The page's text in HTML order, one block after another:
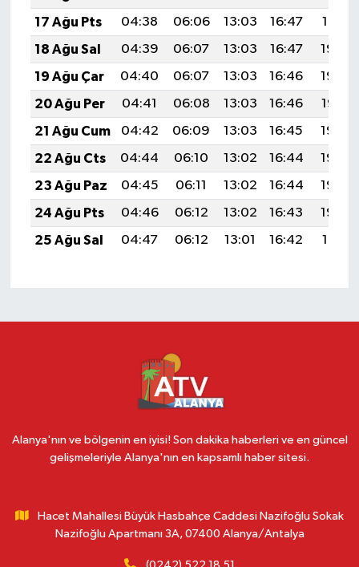
17 Ağu Pts
04:38 06:06 13:03 16:47
19:51
18 Ağu Sal
04:39 06:07 13:03 16:47
19:50
19 Ağu Çar
04:40 06:07 13:03 16:46
19:49
20 Ağu Per
04:41 06:08 13:03 16:46
19:47
21 Ağu Cum
04:42 06:09 13:03 16:45
19:46
22 Ağu Cts
04:44 06:10 13:02 16:44
19:45
23 Ağu Paz
04:45 06:11 13:02 16:44
19:43
24 Ağu Pts
04:46 06:12 13:02 16:43
19:42
25 Ağu Sal
04:47 06:12 13:01 16:42 19:41
Alanya'nın ve bölgenin en iyisi! Son dakika haberleri ve en güncel
gelişmeleriyle Alanya'nın en kapsamlı haber sitesi.
Hacet Mahallesi Büyük Hasbahçe Caddesi Nazifoğlu Sokak
Nazifoğlu Apartmanı 3A, 07400 Alanya/Antalya